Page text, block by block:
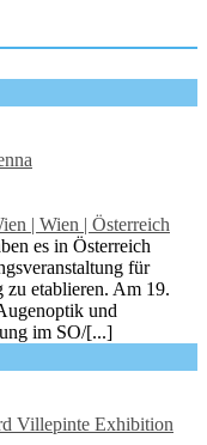
es in Österreich
für
etablieren. Am 19.
und
im SO/[...]
Villepinte Exhibition